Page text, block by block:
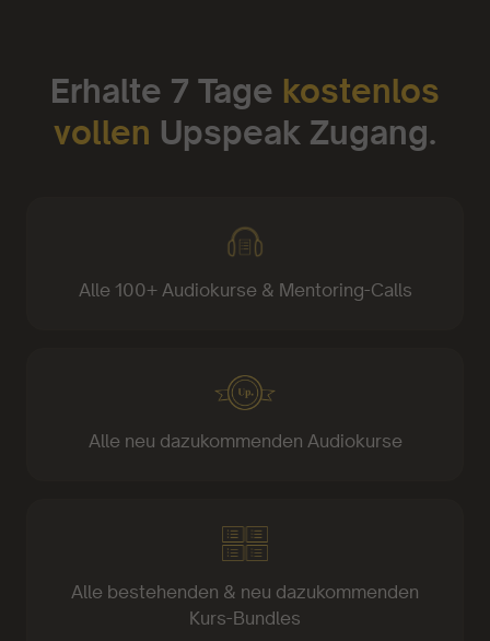
Erhalte 7 Tage kostenlos
vollen Upspeak Zugang.
Alle 100+ Audiokurse & Mentoring-Calls
Alle neu dazukommenden Audiokurse
Alle bestehenden & neu dazukommenden
Kurs-Bundles